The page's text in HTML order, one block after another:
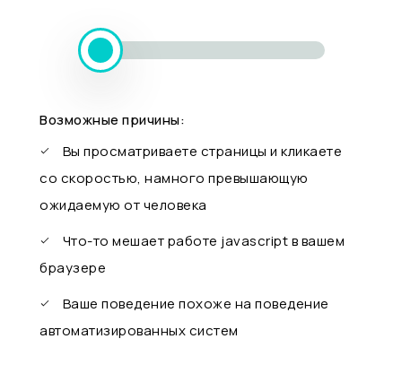
Возможные причины:
Вы просматриваете страницы и кликаете
со скоростью, намного превышающую
ожидаемую от человека
Что-то мешает работе javascript в вашем
браузере
Ваше поведение похоже на поведение
автоматизированных систем